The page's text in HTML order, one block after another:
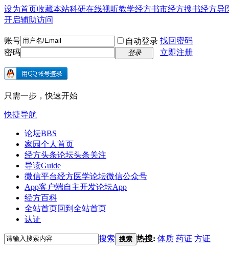
设为首页收藏本站科研在线视听教学经方书市经方搜书经方导
开启辅助访问
账号 自动登录 找回密码
密码
登录 立即注册
只需一步，快速开始
快捷导航
论坛BBS
家园个人首页
经方头条论坛头条关注
导读Guide
微信平台经方医学论坛微信公众号
App客户端自主开发论坛App
经方百科
全站首页回到全站首页
认证
搜索 搜索 热搜: 体质 药证 方证